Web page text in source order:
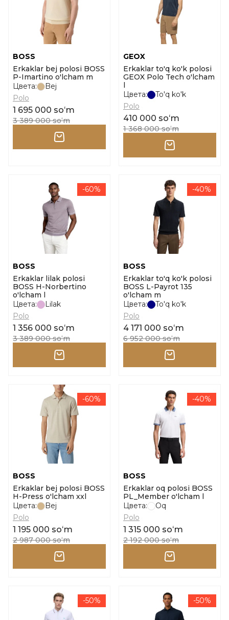
BOSS
Erkaklar bej polosi BOSS
P-Imartino o'lcham m
Цвета:
Bej
Polo
1 695 000 soʻm
3 389 000 soʻm
GEOX
Erkaklar to'q ko'k polosi
GEOX Polo Tech o'lcham
l
Цвета:
To'q ko'k
Polo
410 000 soʻm
1 368 000 soʻm
-60%
BOSS
Erkaklar lilak polosi
BOSS H-Norbertino
o'lcham l
Цвета:
Lilak
Polo
1 356 000 soʻm
3 389 000 soʻm
-40%
BOSS
Erkaklar to'q ko'k polosi
BOSS L-Payrot 135
o'lcham m
Цвета:
To'q ko'k
Polo
4 171 000 soʻm
6 952 000 soʻm
-60%
BOSS
Erkaklar bej polosi BOSS
H-Press o'lcham xxl
Цвета:
Bej
Polo
1 195 000 soʻm
2 987 000 soʻm
-40%
BOSS
Erkaklar oq polosi BOSS
PL_Member o'lcham l
Цвета:
Oq
Polo
1 315 000 soʻm
2 192 000 soʻm
-50% -50%